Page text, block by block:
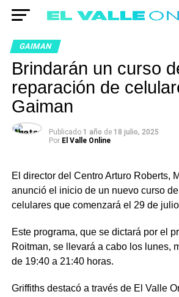
GAIMAN
Brindarán un curso
reparación de
Gaiman
Publicado 1 año de 18 julio, 2025
Por El Valle Online
El director del Centro Arturo Roberts,
anunció el inicio de un nuevo curso
celulares que comenzará el 29 de
Este programa, que se dictará por el
Roitman, se llevará a cabo los lunes,
de 19:40 a 21:40 horas.
Griffiths destacó a través de El Valle